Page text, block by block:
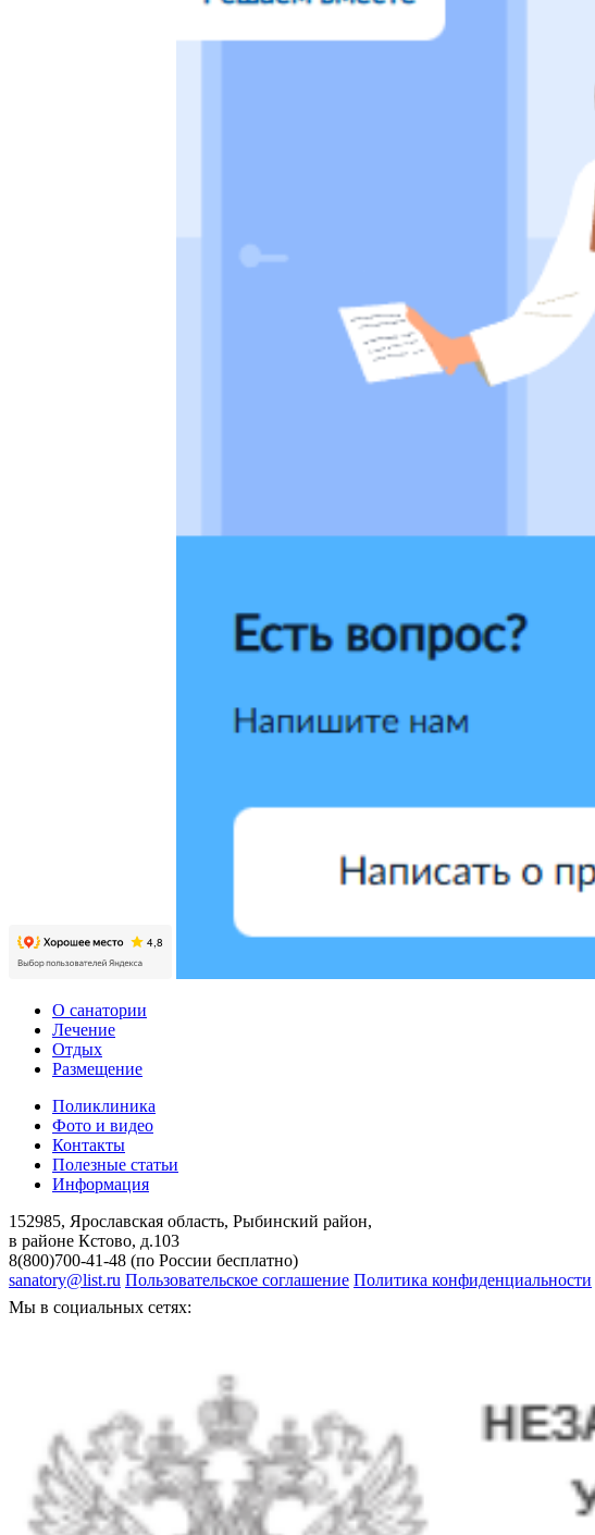
О санатории
Лечение
Отдых
Размещение
Поликлиника
Фото и видео
Контакты
Полезные статьи
Информация
152985, Ярославская область, Рыбинский район,
в районе Кстово, д.103
8(800)700-41-48 (по России бесплатно)
sanatory@list.ru Пользовательское соглашение Политика конфиденциальности
Мы в социальных сетях: